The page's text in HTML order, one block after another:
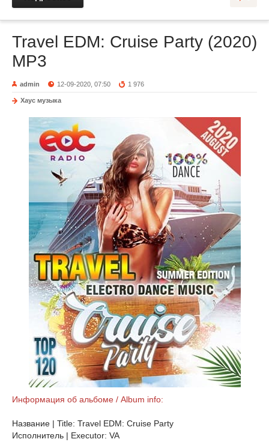
Travel EDM: Cruise Party (2020)
MP3
admin 12-09-2020, 07:50 1 976
Хаус музыка
Информация об альбоме / Album info:
Название | Title: Travel EDM: Cruise Party
Исполнитель | Executor: VA